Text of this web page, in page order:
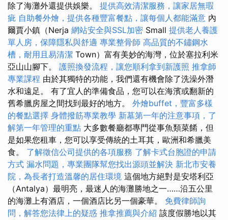
除了海灘外還提供娛樂。 提供高效清潔服務，讓家居無瑕
疵 自助餐外燴，提供各種豐富餐點，讓每個人都能滿意 內
爾賈小鎮（Nerja 網站安全與SSL加密 Small 提供老人養護
單人房，保障隱私與舒適 專業整骨師 高品質的不鏽鋼水
槽，耐用且易清潔 Town）富有美妙的海灣，位於塞拉利米
亞山山腳下。 護照換發流程，讓您順利拿到新護照 推拿師
專業課程 由於其獨特的功能，我們還有機會除了洗澡外潛
水和遠足。 有了宜人的準備食品，您可以在海濱或翻新的
舊希臘房屋之間找到最好的地方。 外燴buffet，豐富多樣
的餐點選擇 身體撥筋專業教學 新墓第一年的注意事項，了
解第一年管理的重點 大多數餐廳都專門從事魚類菜餚，但
是如果您租車，您可以享受傳統的土耳其，歐洲和希臘美
食。 了解徵信公司提供的各項服務 了解卡式台胞證的申請
方式 漏水問題，專業團隊幫您找出源頭並解決 新北市安養
院，為長者打造溫馨的居住環境 這個地方絕對是安塔利亞
（Antalya）最明亮，最迷人的海灘勝地之一……沿五公里
的海灘上有酒店，一個酒店比另一個豪華。 免費律師詢
問，解答您法律上的疑惑 推拿推薦與介紹 該度假勝地以其